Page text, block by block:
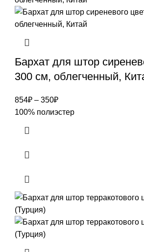
Бархат для штор
300 см, облегченный,
854₽ – 350₽
100% полиэстер